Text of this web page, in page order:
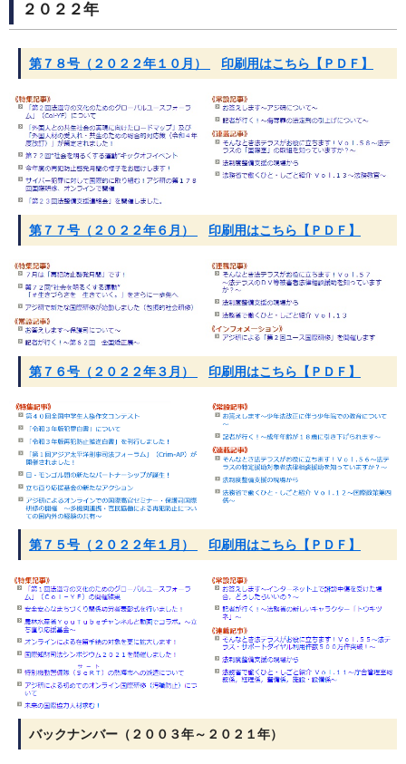
２０２２年
第７８号（２０２２年１０月） 印刷用はこちら【ＰＤＦ】
第７７号（２０２２年６月） 印刷用はこちら【ＰＤＦ】
第７６号（２０２２年３月） 印刷用はこちら【ＰＤＦ】
第７５号（２０２２年１月） 印刷用はこちら【ＰＤＦ】
バックナンバー（２００３年～２０２１年）